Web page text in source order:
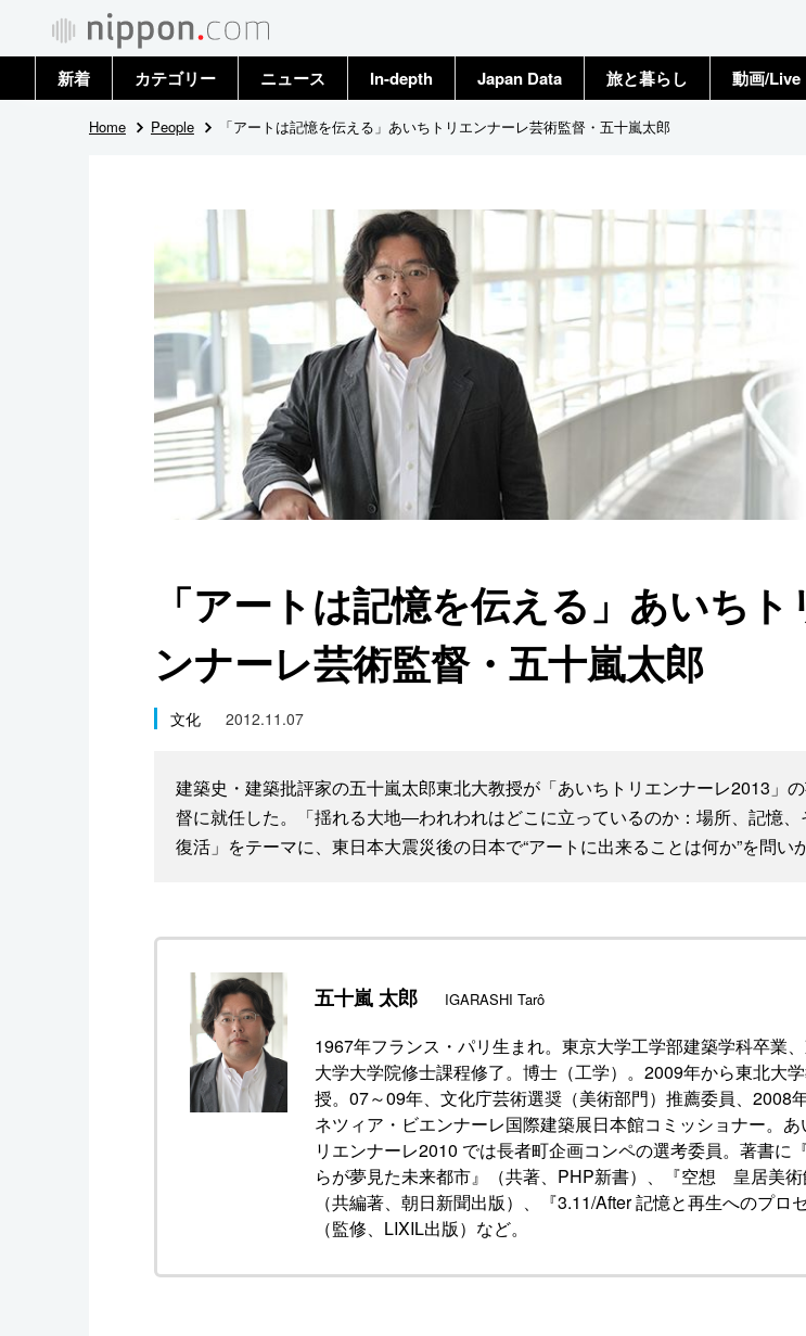
新着 カテゴリー
政治・外交
社会
文化
科学・技術
暮らし
スポーツ・東京2020
ニュース
トップ
In-depth Japan Data 旅と暮らし 動画/Live
Home People 「アートは記憶を伝える」あいちトリエンナーレ芸術監督・五十嵐太郎
「アートは記憶を伝える」あいちト
ンナーレ芸術監督・五十嵐太郎
文化 2012.11.07
建築史・建築批評家の五十嵐太郎東北大教授が「あいちトリエンナーレ2013」
督に就任した。「揺れる大地―われわれはどこに立っているのか：場所、記憶、
復活」をテーマに、東日本大震災後の日本で“アートに出来ることは何か”を問い
五十嵐 太郎 IGARASHI Tarô
1967年フランス・パリ生まれ。東京大学工学部建築学科卒業
大学大学院修士課程修了。博士（工学）。2009年から東北大
授。07～09年、文化庁芸術選奨（美術部門）推薦委員、2008
ネツィア・ビエンナーレ国際建築展日本館コミッショナー。あ
リエンナーレ2010 では長者町企画コンペの選考委員。著書に
らが夢見た未来都市』（共著、PHP新書）、『空想 皇居美術
（共編著、朝日新聞出版）、『3.11/After 記憶と再生へのプロセ
（監修、LIXIL出版）など。